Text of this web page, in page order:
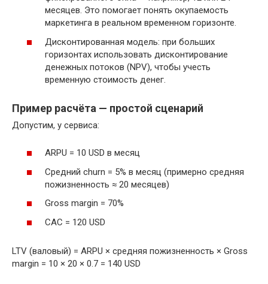
месяцев. Это помогает понять окупаемость
маркетинга в реальном временном горизонте.
Дисконтированная модель: при больших
горизонтах использовать дисконтирование
денежных потоков (NPV), чтобы учесть
временную стоимость денег.
Пример расчёта — простой сценарий
Допустим, у сервиса:
ARPU = 10 USD в месяц
Средний churn = 5% в месяц (примерно средняя
пожизненность ≈ 20 месяцев)
Gross margin = 70%
CAC = 120 USD
LTV (валовый) = ARPU × средняя пожизненность × Gross
margin = 10 × 20 × 0.7 = 140 USD